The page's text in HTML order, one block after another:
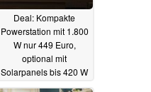
Deal: Kompakte
Powerstation mit 1.800
W nur 449 Euro,
optional mit
Solarpanels bis 420 W